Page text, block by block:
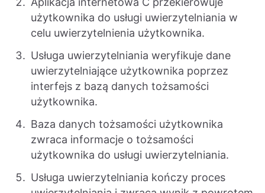
użytkownika do usługi uwierzytelniania w
celu uwierzytelnienia użytkownika.
Usługa uwierzytelniania weryfikuje dane
uwierzytelniające użytkownika poprzez
interfejs z bazą danych tożsamości
użytkownika.
Baza danych tożsamości użytkownika
zwraca informacje o tożsamości
użytkownika do usługi uwierzytelniania.
Usługa uwierzytelniania kończy proces